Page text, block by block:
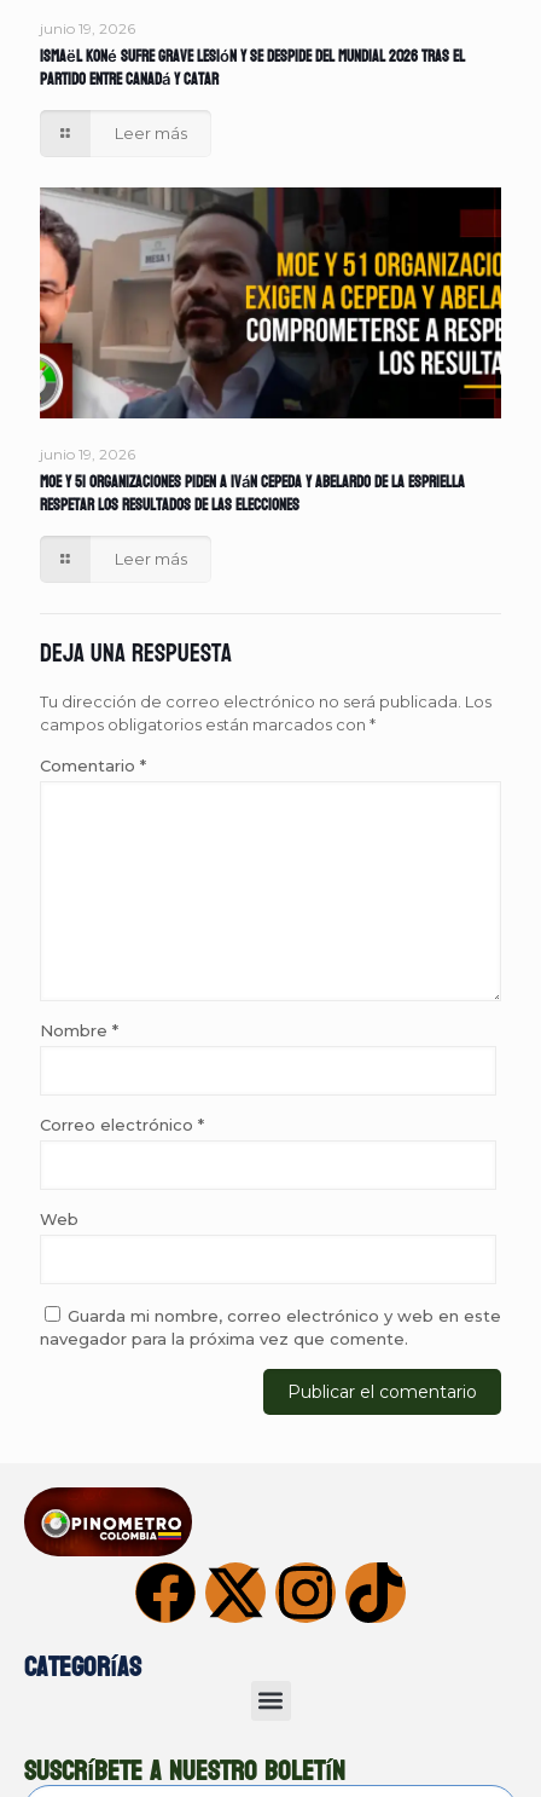
junio 19, 2026
Ismaël Koné sufre grave lesión y se despide del Mundial 2026 tras el
partido entre Canadá y Catar
Leer más
junio 19, 2026
MOE y 51 organizaciones piden a Iván Cepeda y Abelardo de la Espriella
respetar los resultados de las elecciones
Leer más
Deja una respuesta
Tu dirección de correo electrónico no será publicada. Los
campos obligatorios están marcados con *
Comentario *
Nombre *
Correo electrónico *
Web
Guarda mi nombre, correo electrónico y web en este
navegador para la próxima vez que comente.
Categorías
Suscríbete a nuestro boletín